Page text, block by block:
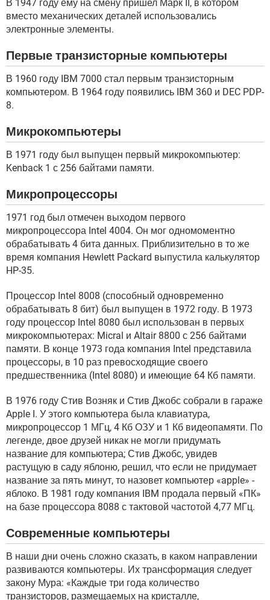
В 1947 году ему на смену пришел Марк II, в котором
вместо механических деталей использовались
электронные элементы.
Первые транзисторные компьютеры
В 1960 году IBM 7000 стал первым транзисторным
компьютером. В 1964 году появились IBM 360 и DEC PDP-
8.
Микрокомпьютеры
В 1971 году был выпущен первый микрокомпьютер:
Kenback 1 с 256 байтами памяти.
Микропроцессоры
1971 год был отмечен выходом первого
микропроцессора Intel 4004. Он мог одномоментно
обрабатывать 4 бита данных. Приблизительно в то же
время компания Hewlett Packard выпустила калькулятор
HP-35.
Процессор Intel 8008 (способный одновременно
обрабатывать 8 бит) был выпущен в 1972 году. В 1973
году процессор Intel 8080 был использован в первых
микрокомпьютерах: Micral и Altair 8800 с 256 байтами
памяти. В конце 1973 года компания Intel представила
процессоры, в 10 раз превосходящие своего
предшественника (Intel 8080) и имеющие 64 Кб памяти.
В 1976 году Стив Возняк и Стив Джобс собрали в гараже
Apple I. У этого компьютера была клавиатура,
микропроцессор 1 МГц, 4 Кб ОЗУ и 1 Кб видеопамяти. По
легенде, двое друзей никак не могли придумать
название для компьютера; Стив Джобс, увидев
растущую в саду яблоню, решил, что если не придумает
название за пять минут, то назовет компьютер «apple» -
яблоко. В 1981 году компания IBM продала первый «ПК»
на базе процессора 8088 с тактовой частотой 4,77 МГц.
Современные компьютеры
В наши дни очень сложно сказать, в каком направлении
развиваются компьютеры. Их трансформация следует
закону Мура: «Каждые три года количество
транзисторов, размещаемых на кристалле,